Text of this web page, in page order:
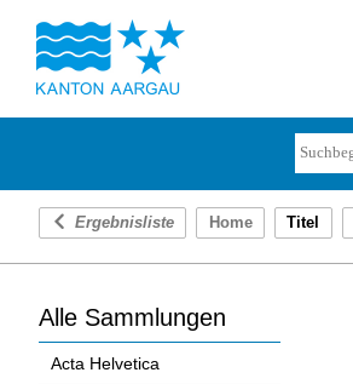
Ergebnisliste Home Titel
Alle Sammlungen
Acta Helvetica